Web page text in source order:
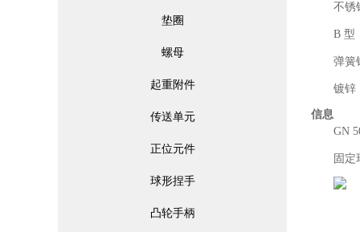
垫圈
螺母
起重附件
传送单元
正位元件
球形捏手
凸轮手柄
不锈
B 型
弹簧
镀锌
信息
GN
固定